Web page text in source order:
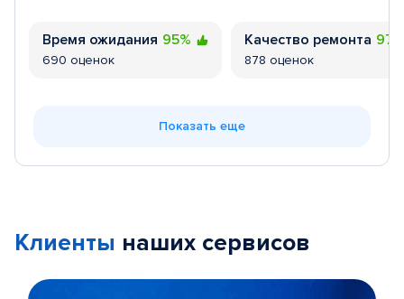
Время ожидания 95%
690 оценок
Качество ремонта
878 оценок
Показать еще
Клиенты наших сервисов